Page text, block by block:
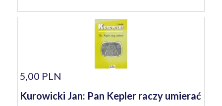
5,00 PLN
Kurowicki Jan: Pan Kepler raczy umierać